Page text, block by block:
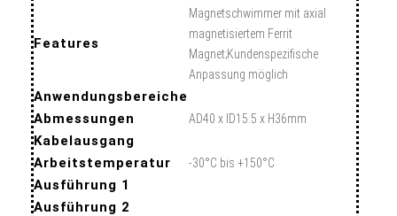
Features
Magnetschwimmer mit axial
magnetisiertem Ferrit
Magnet;Kundenspezifische
Anpassung möglich
Anwendungsbereiche
Abmessungen
AD40 x ID15.5 x H36mm
Kabelausgang
Arbeitstemperatur
-30°C bis +150°C
Ausführung 1
Ausführung 2